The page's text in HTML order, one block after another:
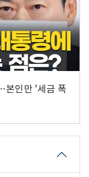
본인만 '세금 폭